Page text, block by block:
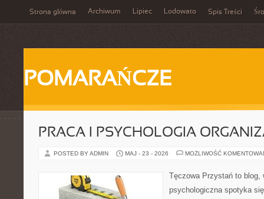
Strona główna Archiwum Lipiec Lodowato Spis Treści
POMARAŃCZE
PRACA I PSYCHOLOGIA
POSTED BY ADMIN MAJ - 23 - 2026 MOŻLIWOŚĆ
Tęczowa Przystań to blog,
psychologiczna spotyka